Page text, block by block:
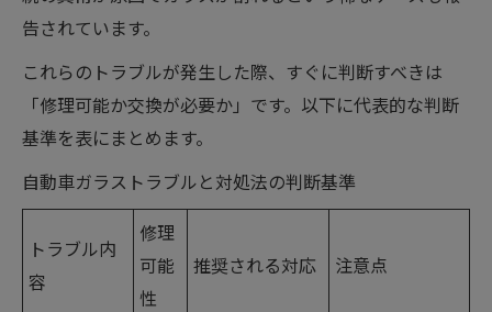
告されています。
これらのトラブルが発生した際、すぐに判断すべきは
「修理可能か交換が必要か」です。以下に代表的な判断
基準を表にまとめます。
自動車ガラストラブルと対処法の判断基準
トラブル内
容
修理
可能
性
推奨される対応 注意点